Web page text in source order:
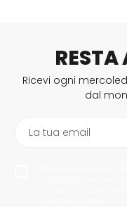
Ricevi ogni
dal
La tua email